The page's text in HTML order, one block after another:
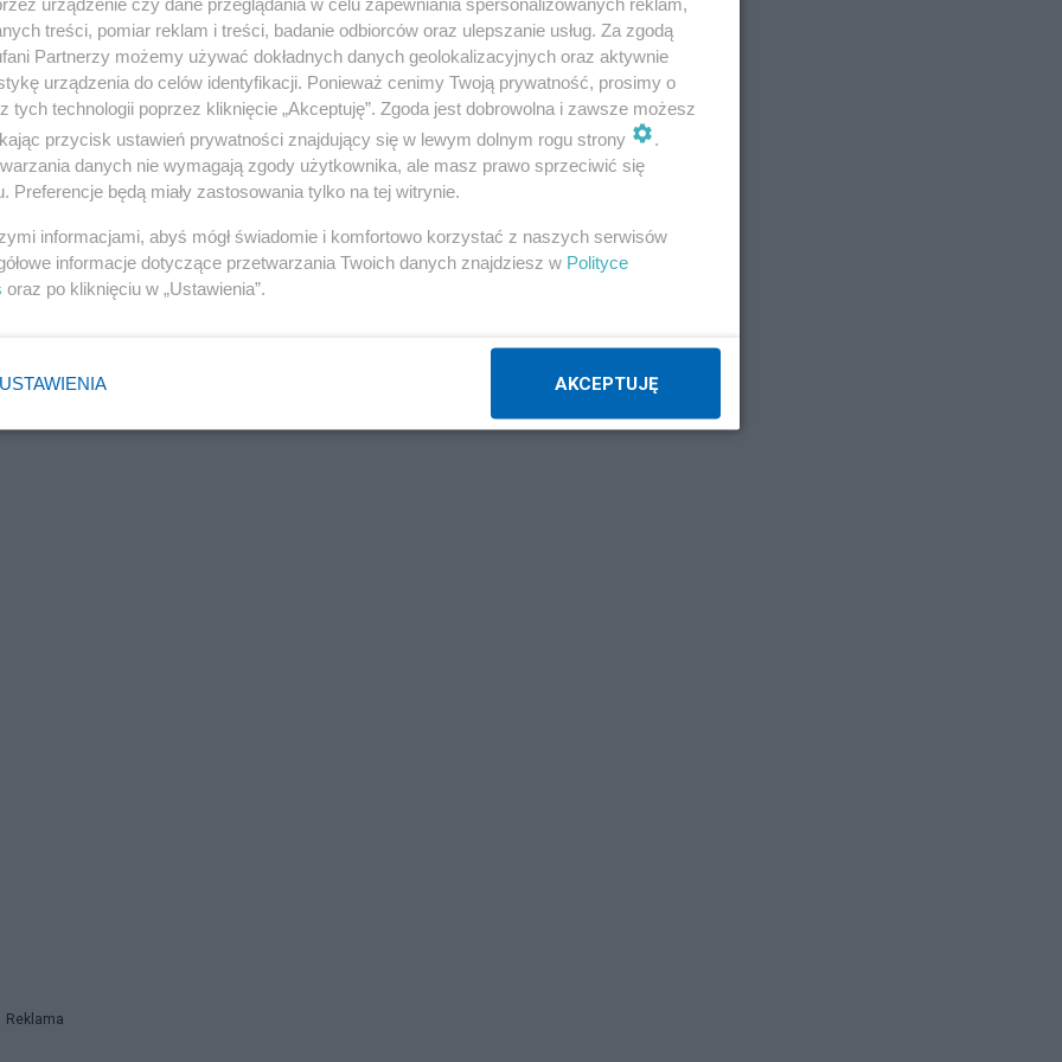
o których imię i godność walczymy. To prawo
szef rządu.
wojenne również dlatego, że musimy stać w obronie
mniej obrońców". – Rząd PiS dba o to, by w pamięci
polsko-niemieckie oparte na przebaczeniu i realnym
za ludobójstwo popełnione
Reklama
treści, pomiar reklam i treści, badanie odbiorców oraz ulepszanie usług. Za zgodą
Partnerzy możemy używać dokładnych danych geolokalizacyjnych oraz aktywnie
urządzenia do celów identyfikacji. Ponieważ cenimy Twoją prywatność, prosimy o
tych technologii poprzez kliknięcie „Akceptuję”. Zgoda jest dobrowolna i zawsze możesz
przycisk ustawień prywatności znajdujący się w lewym dolnym rogu strony
.
danych nie wymagają zgody użytkownika, ale masz prawo sprzeciwić się
Preferencje będą miały zastosowania tylko na tej witrynie.
informacjami, abyś mógł świadomie i komfortowo korzystać z naszych serwisów
informacje dotyczące przetwarzania Twoich danych znajdziesz w Polityce
oraz po kliknięciu w „Ustawienia”.
USTAWIENIA AKCEPTUJĘ